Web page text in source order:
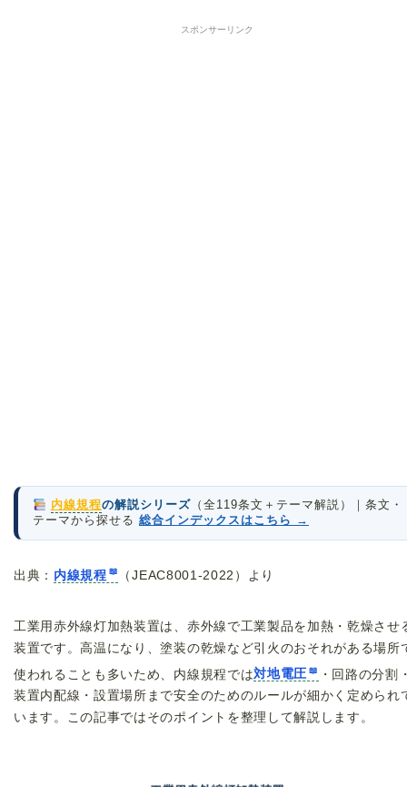
スポンサーリンク
内線規程の解説シリーズ（全119条文＋テーマ解説）｜条文・
テーマから探せる 総合インデックスはこちら →
出典： 内線規程 （JEAC8001-2022）より
工業用赤外線灯加熱装置は、赤外線で工業製品を加熱・乾燥させ
装置です。高温になり、塗装の乾燥など引火のおそれがある場所
使われることも多いため、内線規程では対地電圧
・回路の分割
装置内配線・設置場所まで安全のためのルールが細かく定められ
います。この記事ではそのポイントを整理して解説します。